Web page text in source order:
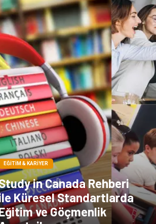
EĞITIM & KARIYER
in Canada Rehberi
Küresel Standartlarda
ve Göçmenlik